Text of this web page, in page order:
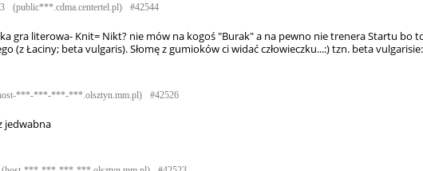
(public***.cdma.centertel.pl) #42544
gra literowa- Knit= Nikt? nie mów na kogoś "Burak" a na pewno nie trenera Startu bo
(z Łaciny; beta vulgaris). Słomę z gumioków ci widać człowieczku...:) tzn. beta
***-***-***-***.olsztyn.mm.pl) #42526
jedwabna